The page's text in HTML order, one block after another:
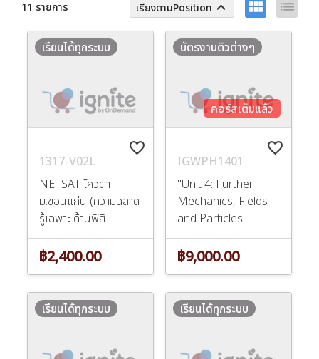
11 รายการ เรียงตามPosition keyboard_arrow_up view_module list
favorite_border
1317-V02L
NETSAT โควตา
ม.ขอนแก่น (ความฉลาด
รู้เฉพาะ ด้านฟิสิ
เรียนได้ทุกระบบ
฿2,400.00
favorite_border
IGWPH1401
"Unit 4: Further
Mechanics, Fields
and Particles"
คอร์สเต็มแล้ว
บัตรงานติวต่างๆ
฿9,000.00
เรียนได้ทุกระบบ เรียนได้ทุกระบบ